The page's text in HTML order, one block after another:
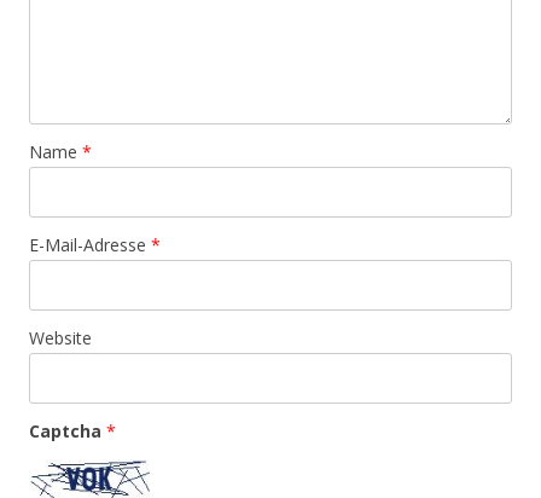
Name *
E-Mail-Adresse *
Website
Captcha *